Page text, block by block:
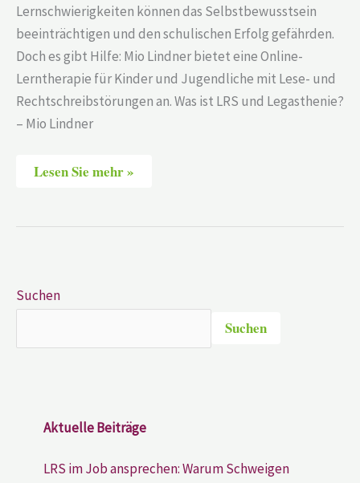
Lernschwierigkeiten können das Selbstbewusstsein
beeinträchtigen und den schulischen Erfolg gefährden.
Doch es gibt Hilfe: Mio Lindner bietet eine Online-
Lerntherapie für Kinder und Jugendliche mit Lese- und
Rechtschreibstörungen an. Was ist LRS und Legasthenie?
– Mio Lindner
Lesen Sie mehr »
Suchen
Suchen
Aktuelle Beiträge
LRS im Job ansprechen: Warum Schweigen